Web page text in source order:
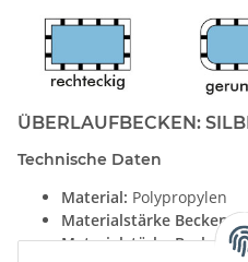
ÜBERLAUFBECKEN:
Technische Daten
Material: Polypropylen
Materialstärke
Materialstärke